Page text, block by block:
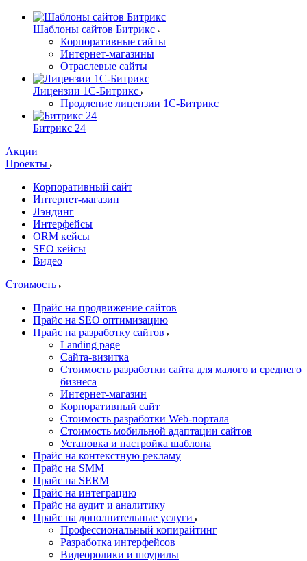
Шаблоны сайтов Битрикс
Корпоративные сайты
Интернет-магазины
Отраслевые сайты
Лицензии 1С-Битрикс
Продление лицензии 1С-Битрикс
Битрикс 24
Акции
Проекты
Корпоративный сайт
Интернет-магазин
Лэндинг
Интерфейсы
ORM кейсы
SEO кейсы
Видео
Стоимость
Прайс на продвижение сайтов
Прайс на SEO оптимизацию
Прайс на разработку сайтов
Landing page
Cайта-визитка
Стоимость разработки сайта для малого и среднего
бизнеса
Интернет-магазин
Корпоративный сайт
Стоимость разработки Web-портала
Стоимость мобильной адаптации сайтов
Установка и настройка шаблона
Прайс на контекстную рекламу
Прайс на SMM
Прайс на SERM
Прайс на интеграцию
Прайс на аудит и аналитику
Прайс на дополнительные услуги
Профессиональный копирайтинг
Разработка интерфейсов
Видеоролики и шоурилы